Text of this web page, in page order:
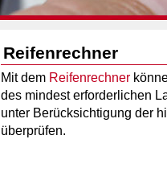
Reifenrechner
Mit dem Reifenrechner
des mindest erforderlichen
unter Berücksichtigung der
überprüfen.